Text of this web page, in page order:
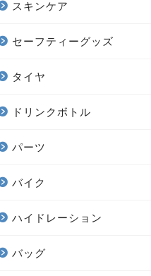
スキンケア
セーフティーグッズ
タイヤ
ドリンクボトル
パーツ
バイク
ハイドレーション
バッグ